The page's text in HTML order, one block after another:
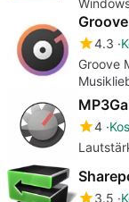
4.3
Groove
4
3.5